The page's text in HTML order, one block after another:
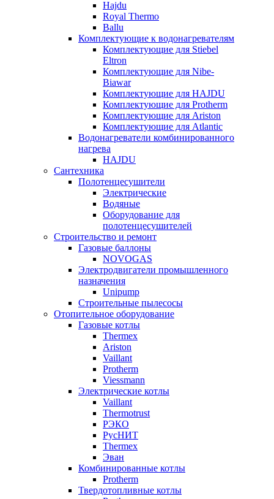
Hajdu
Royal Thermo
Ballu
Комплектующие к водонагревателям
Комплектующие для Stiebel
Eltron
Комплектующие для Nibe-
Biawar
Комплектующие для HAJDU
Комплектующие для Protherm
Комплектующие для Ariston
Комплектующие для Atlantic
Водонагреватели комбинированного
нагрева
HAJDU
Сантехника
Полотенцесушители
Электрические
Водяные
Оборудование для
полотенцесушителей
Строительство и ремонт
Газовые баллоны
NOVOGAS
Электродвигатели промышленного
назначения
Unipump
Строительные пылесосы
Отопительное оборудование
Газовые котлы
Thermex
Ariston
Vaillant
Protherm
Viessmann
Электрические котлы
Vaillant
Thermotrust
РЭКО
РусНИТ
Thermex
Эван
Комбинированные котлы
Protherm
Твердотопливные котлы